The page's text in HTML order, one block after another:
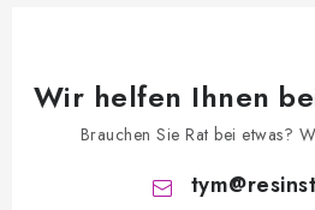
Wir helfen Ihnen
Brauchen Sie Rat bei etwas?
tym@